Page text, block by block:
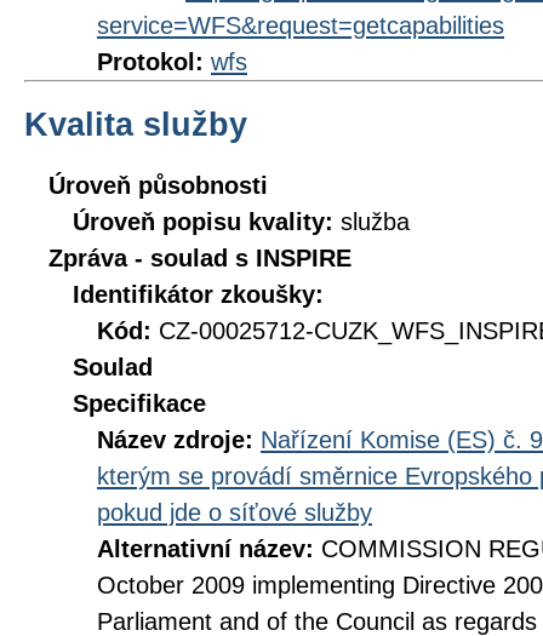
service=WFS&request=getcapabilities
Protokol: wfs
Kvalita služby
Úroveň působnosti
Úroveň popisu kvality: služba
Zpráva - soulad s INSPIRE
Identifikátor zkoušky:
Kód: CZ-00025712-
Soulad
Specifikace
Název zdroje: Nařízení Komise (ES) č.
kterým se provádí směrnice
pokud jde o síťové služby
Alternativní název: COMMISSION
October 2009 implementing Directive
Parliament and of the Council as